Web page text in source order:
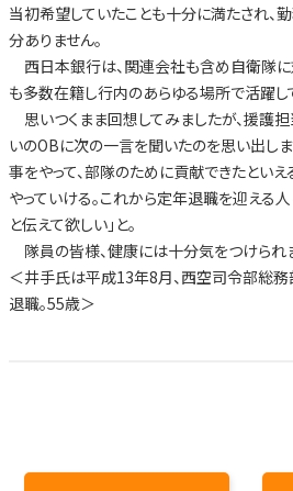
当初希望していたことも十分に満たされ、
分ありません。
西日本銀行は、関連会社も含め自衛隊に
も多数在籍し行内のあらゆる場所で活躍し
思いつくまま回想してみましたが、援護
いのOBに次の一言を聞いたのを思い出し
事をやって、部隊のために貢献できたとい
やっていける。これから定年退職を迎える
と伝えて欲しい」と。
隊員の皆様、健康には十分気をつけられ
＜井手氏は平成13年8月、西空司令部総
退職。55歳＞